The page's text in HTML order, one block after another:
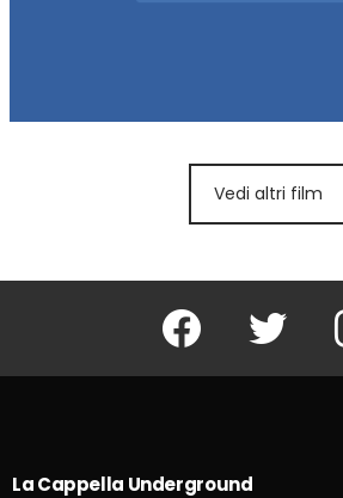
Vedi altri film
Facebook Twitter
La Cappella Underground